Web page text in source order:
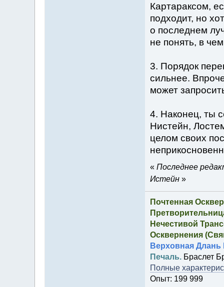
Картараксом,
подходит, но
о последнем
не понять, в
3. Порядок
сильнее.
может
4. Наконец, ты
Нистейн,
целом своих
« Последнее
Истейн»
Почтенная
Нечестивой
Осквернения
Верховная Длань
Печаль.Браслет
Полные
Опыт: 199 999